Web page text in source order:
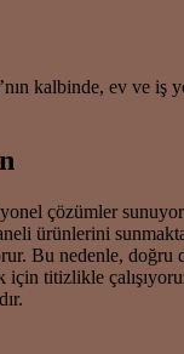
kalbinde, ev ve
çözümler
ürünlerini
Bu nedenle,
titizlikle